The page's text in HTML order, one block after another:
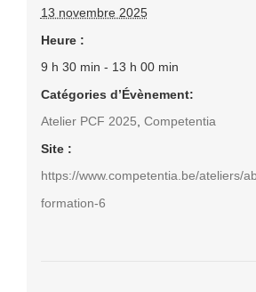
13 novembre 2025
Heure :
9 h 30 min - 13 h 00 min
Catégories d’Évènement:
Atelier PCF 2025 Competentia
Site :
https://www.competentia.be/ateliers/
formation-6